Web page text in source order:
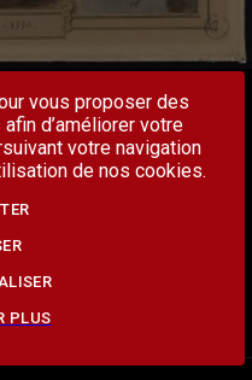
vous proposer des
d’améliorer votre
votre navigation
de nos cookies.
PLUS